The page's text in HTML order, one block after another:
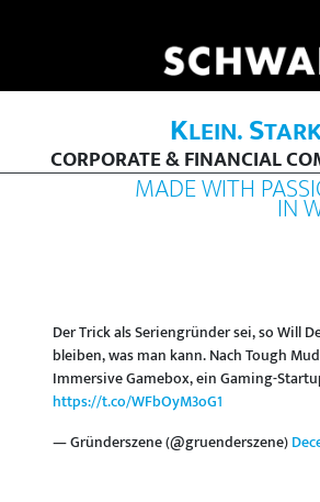
KLEIN.S
CORPORATE & FINANCIAL
MADE WITH IN
Der Trick als Seriengründer sei, so Will
bleiben, was man kann. Nach Tough
Immersive Gamebox, ein Gaming-
https://t.co/WFbOyM3oG1
— Gründerszene (@gruenderszene)